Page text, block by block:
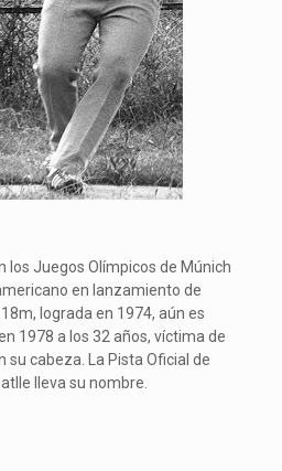
los Juegos Olímpicos de Múnich
en lanzamiento de
lograda en 1974, aún es
1978 a los 32 años, víctima de
cabeza. La Pista Oficial de
lleva su nombre.